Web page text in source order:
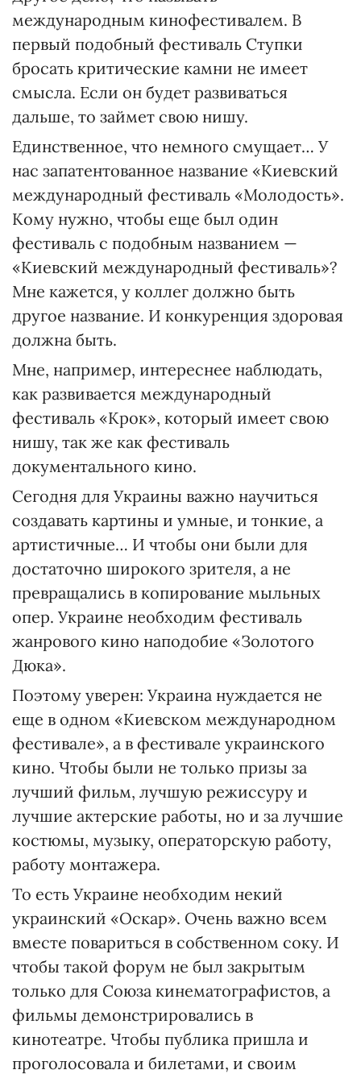
международным кинофестивалем. В
первый подобный фестиваль Ступки
бросать критические камни не имеет
смысла. Если он будет развиваться
дальше, то займет свою нишу.
Единственное, что немного смущает… У
нас запатентованное название «Киевский
международный фестиваль «Молодость».
Кому нужно, чтобы еще был один
фестиваль с подобным названием —
«Киевский международный фестиваль»?
Мне кажется, у коллег должно быть
другое название. И конкуренция здоровая
должна быть.
Мне, например, интереснее наблюдать,
как развивается международный
фестиваль «Крок», который имеет свою
нишу, так же как фестиваль
документального кино.
Сегодня для Украины важно научиться
создавать картины и умные, и тонкие, а
артистичные… И чтобы они были для
достаточно широкого зрителя, а не
превращались в копирование мыльных
опер. Украине необходим фестиваль
жанрового кино наподобие «Золотого
Дюка».
Поэтому уверен: Украина нуждается не
еще в одном «Киевском международном
фестивале», а в фестивале украинского
кино. Чтобы были не только призы за
лучший фильм, лучшую режиссуру и
лучшие актерские работы, но и за лучшие
костюмы, музыку, операторскую работу,
работу монтажера.
То есть Украине необходим некий
украинский «Оскар». Очень важно всем
вместе повариться в собственном соку. И
чтобы такой форум не был закрытым
только для Союза кинематографистов, а
фильмы демонстрировались в
кинотеатре. Чтобы публика пришла и
проголосовала и билетами, и своим